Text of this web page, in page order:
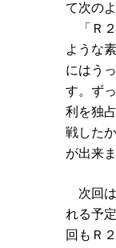
て次の
「Ｒ２
ような
にはう
す。ず
利を独
戦した
が出来
次回は
れる予
回もＲ